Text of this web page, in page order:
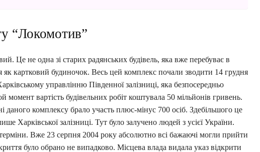
“Локомотив”
Це не одна зі старих радянських будівель, яка вже перебуває в
як картковий будиночок. Весь цей комплекс почали зводити 14 грудня
управлінню Південної залізниці, яка безпосередньо
вартість будівельних робіт коштувала 50 мільйонів гривень.
даного комплексу брало участь плюс-мінус 700 осіб. Здебільшого це
Харківської залізниці. Тут було залучено людей з усієї України.
Вже 23 серпня 2004 року абсолютно всі бажаючі могли прийти
було обрано не випадково. Місцева влада видала указ відкрити